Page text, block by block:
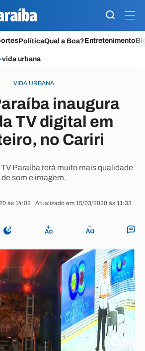
PolíticaQual a Boa?Entretenimento
vida urbana
VIDA URBANA
inaugura
TV digital em
no Cariri
Paraíba terá muito mais qualidade
de som e imagem.
às 14:02 | Atualizado em 15/03/2020 às 11:33